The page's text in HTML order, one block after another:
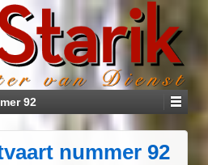
92
nummer 92